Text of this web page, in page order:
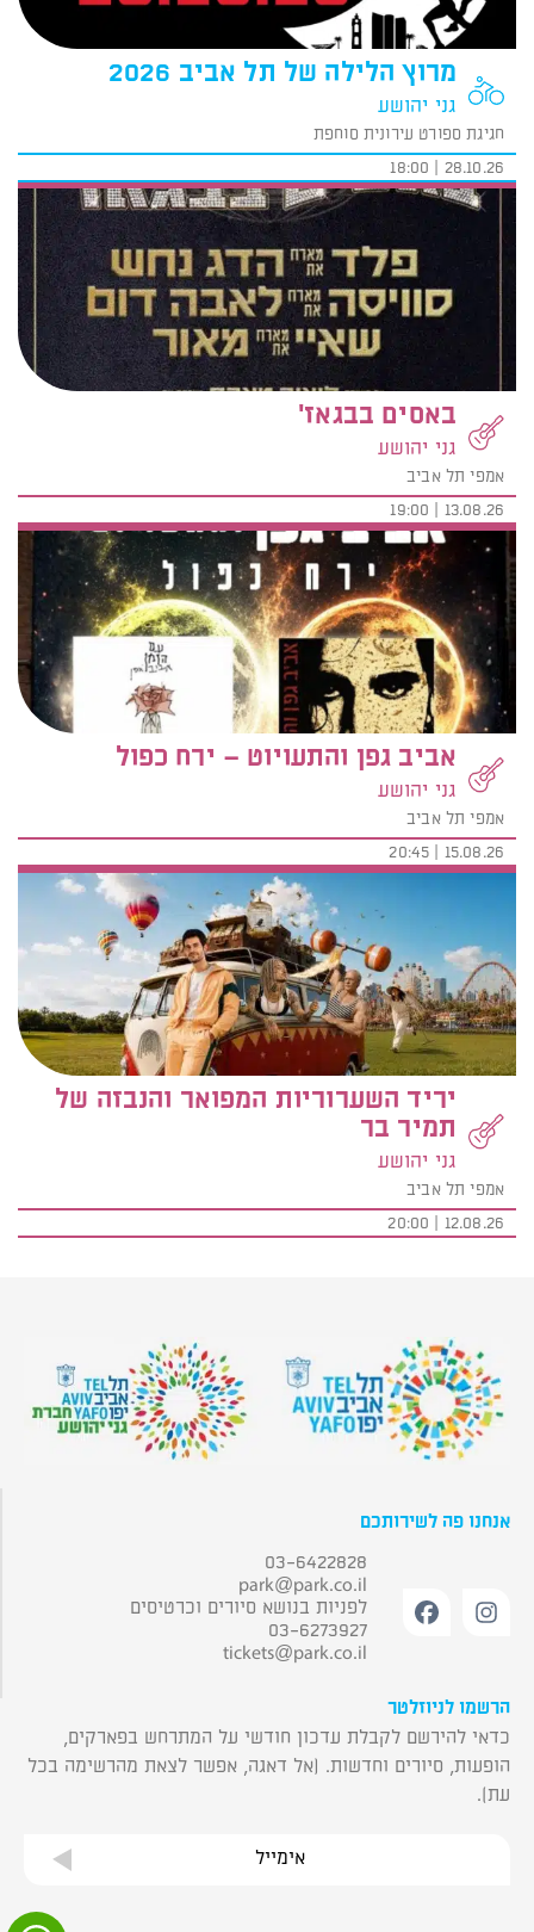
מרוץ הלילה של תל אביב 2026
גני יהושע
חגיגת ספורט עירונית סוחפת
28.10.26 | 18:00
באסים בבגאז'
גני יהושע
אמפי תל אביב
13.08.26 | 19:00
אביב גפן והתעויוט – ירח כפול
גני יהושע
אמפי תל אביב
15.08.26 | 20:45
יריד השערוריות המפואר והנבזה של
תמיר בר
גני יהושע
אמפי תל אביב
12.08.26 | 20:00
אנחנו פה לשירותכם
03-6422828
park@park.co.il
לפניות בנושא סיורים וכרטיסים
03-6273927
tickets@park.co.il
הרשמו לניוזלטר
כדאי להירשם לקבלת עדכון חודשי על המתרחש בפארקים,
הופעות, סיורים וחדשות. (אל דאגה, אפשר לצאת מהרשימה בכל
עת).
אימייל